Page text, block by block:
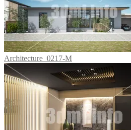
Architecture_0217-M